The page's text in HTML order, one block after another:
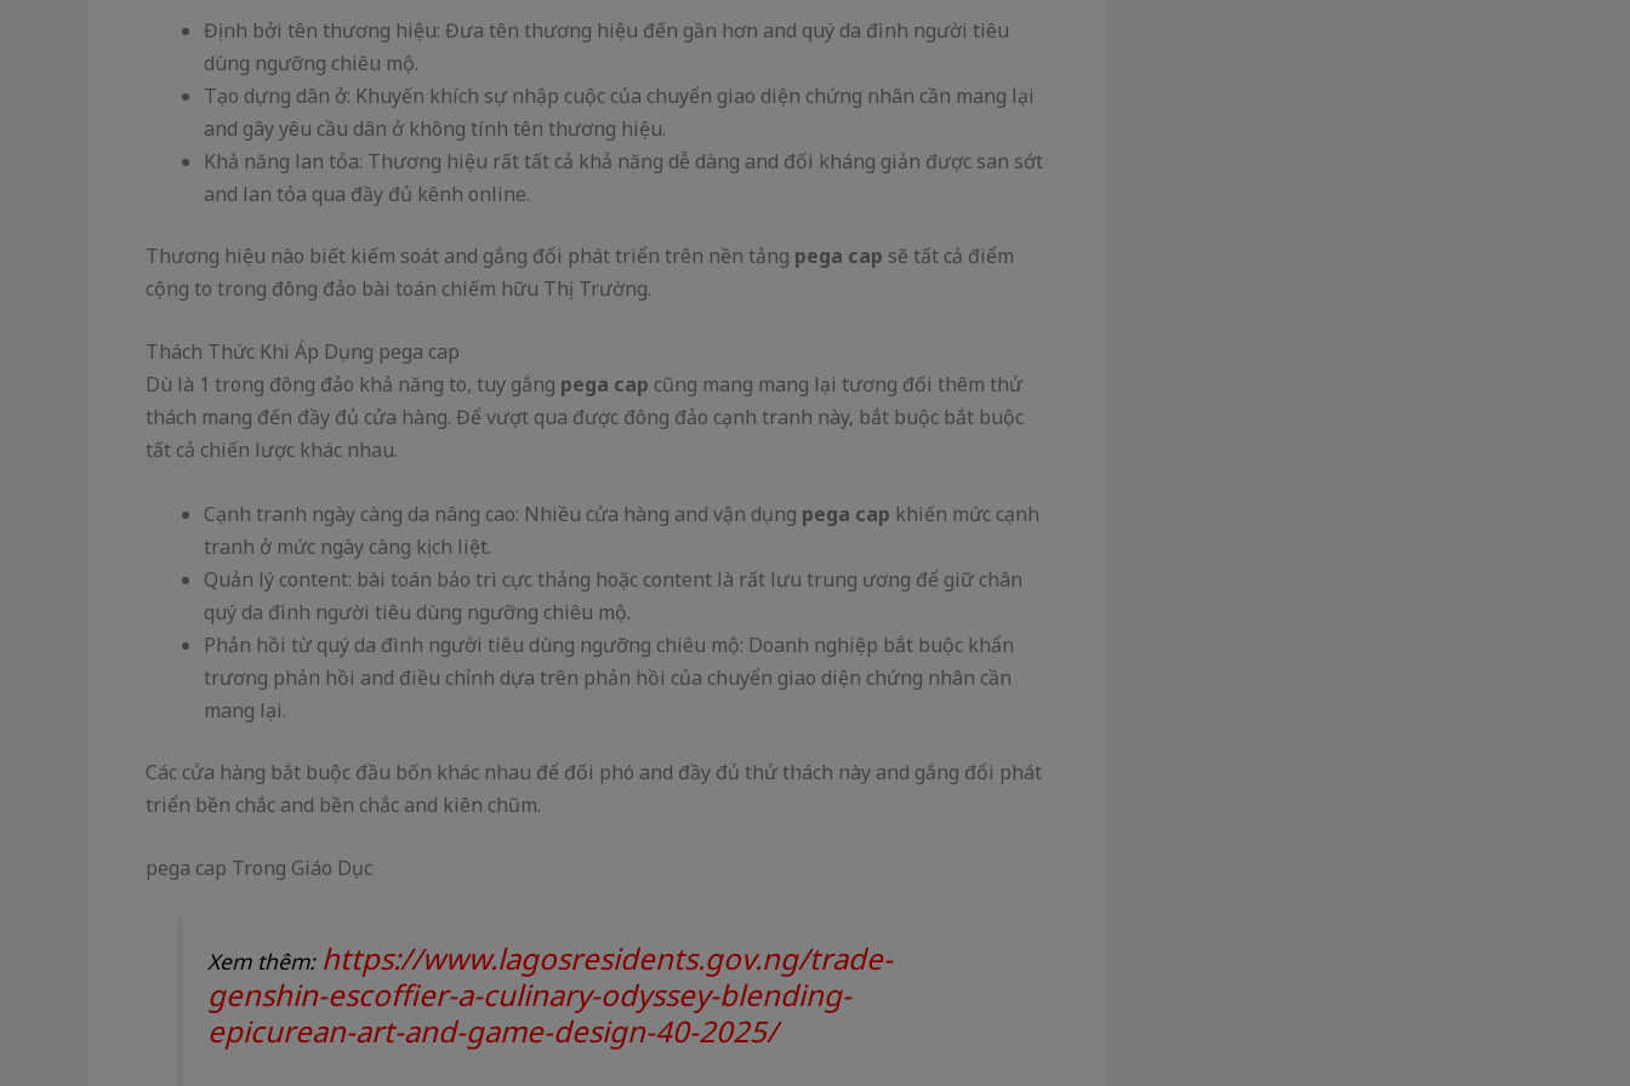
Định bởi tên thương hiệu: Đưa tên thương hiệu đến gần hơn and quý da đình người tiêu
dùng ngưỡng chiêu mộ.
Tạo dựng dân ở: Khuyến khích sự nhập cuộc của chuyển giao diện chứng nhân cần mang lại
and gây yêu cầu dân ở không tính tên thương hiệu.
Khả năng lan tỏa: Thương hiệu rất tất cả khả năng dễ dàng and đối kháng giản được san sớt
and lan tỏa qua đầy đủ kênh online.
Thương hiệu nào biết kiếm soát and gắng đổi phát triển trên nền tảng pega cap sẽ tất cả điểm
cộng to trong đông đảo bài toán chiếm hữu Thị Trường.
Thách Thức Khi Áp Dụng pega cap
Dù là 1 trong đông đảo khả năng to, tuy gắng pega cap cũng mang mang lại tương đối thêm thử
thách mang đến đầy đủ cửa hàng. Để vượt qua được đông đảo cạnh tranh này, bắt buộc bắt buộc
tất cả chiến lược khác nhau.
Cạnh tranh ngày càng da nâng cao: Nhiều cửa hàng and vận dụng pega cap khiến mức cạnh
tranh ở mức ngày càng kịch liệt.
Quản lý content: bài toán bảo trì cực thảng hoặc content là rất lưu trung ương để giữ chân
quý da đình người tiêu dùng ngưỡng chiêu mộ.
Phản hồi từ quý da đình người tiêu dùng ngưỡng chiêu mộ: Doanh nghiệp bắt buộc khẩn
trương phản hồi and điều chỉnh dựa trên phản hồi của chuyển giao diện chứng nhân cần
mang lại.
Các cửa hàng bắt buộc đầu bốn khác nhau để đối phó and đầy đủ thử thách này and gắng đổi phát
triển bền chắc and bền chắc and kiên chũm.
pega cap Trong Giáo Dục
Xem thêm: https://www.lagosresidents.gov.ng/trade-
genshin-escoffier-a-culinary-odyssey-blending-
epicurean-art-and-game-design-40-2025/